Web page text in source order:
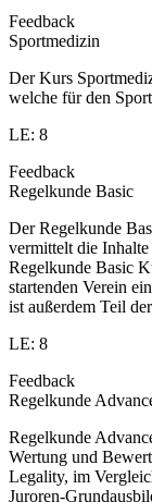
Feedback
Sportmedizin
Der Kurs
welche für den
LE: 8
Feedback
Regelkunde Basic
Der Regelkunde
vermittelt die
Regelkunde Basic
startenden Verein
ist außerdem Teil
LE: 8
Feedback
Regelkunde
Regelkunde
Wertung und
Legality, im
Juroren-